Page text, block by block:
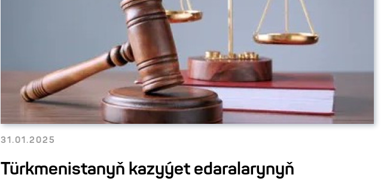
31.01.2025
Türkmenistanyň kazyýet edaralarynyň